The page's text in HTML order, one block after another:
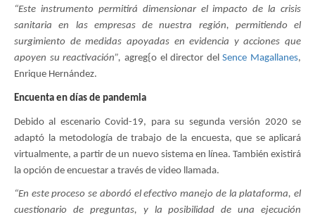
“Este instrumento permitirá dimensionar el impacto de la crisis
sanitaria en las empresas de nuestra región, permitiendo el
surgimiento de medidas apoyadas en evidencia y acciones que
apoyen su reactivación”, agreg{o el director delSence Magallanes,
Enrique Hernández.
Encuenta en días de pandemia
Debido al escenario Covid-19, para su segunda versión 2020 se
adaptó la metodología de trabajo de la encuesta, que se aplicará
virtualmente, a partir de un nuevo sistema en línea. También existirá
la opción de encuestar a través de video llamada.
“En este proceso se abordó el efectivo manejo de la plataforma, el
cuestionario de preguntas, y la posibilidad de una ejecución